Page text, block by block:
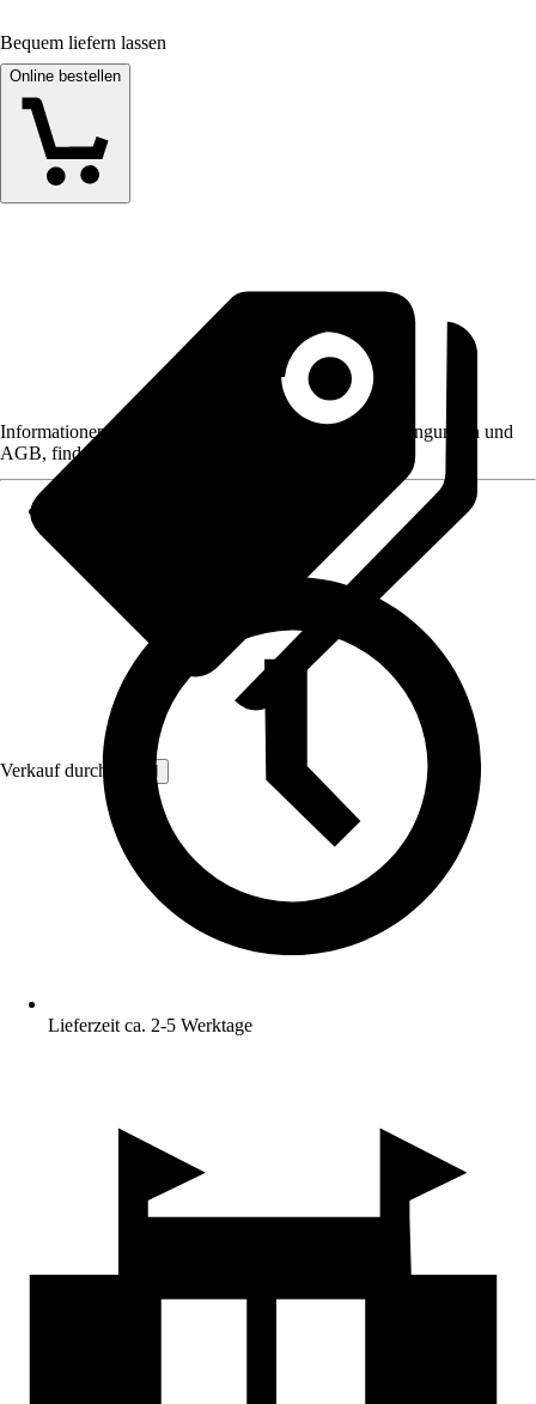
Bequem liefern lassen
Online bestellen
Verkauf durch:
Informationen des Verkäufers, wie z. B. Rückgabebedingungen und
AGB, finden Sie bei Klick auf den Verkäufernamen.
Lieferzeit ca. 2-5 Werktage